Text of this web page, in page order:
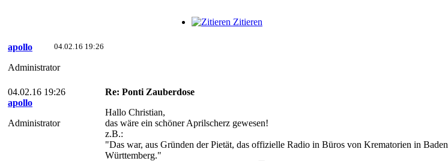
Zitieren
04.02.16 19:26
apollo
Administrator
04.02.16 19:26
apollo
Administrator
Re: Ponti Zauberdose
Hallo Christian,
das wäre ein schöner Aprilscherz gewesen!
z.B.:
"Das war, aus Gründen der Pietät, das offizielle Radio in Büros von Krematorien in Baden
Württemberg."